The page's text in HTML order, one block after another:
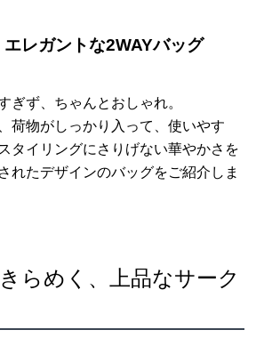
レガントな2WAYバッグ
ぎず、ちゃんとおしゃれ。
荷物がしっかり入って、使いやす
タイリングにさりげない華やかさを
れたデザインのバッグをご紹介しま
らめく、上品なサーク